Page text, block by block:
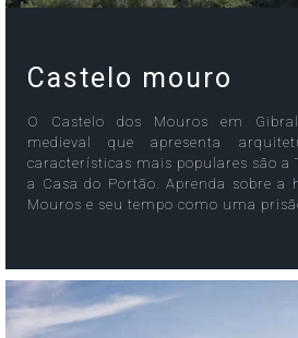
Castelo mouro
O Castelo dos Mouros em
medieval que apresenta
características mais populares são a
a Casa do Portão. Aprenda sobre a
Mouros e seu tempo como uma